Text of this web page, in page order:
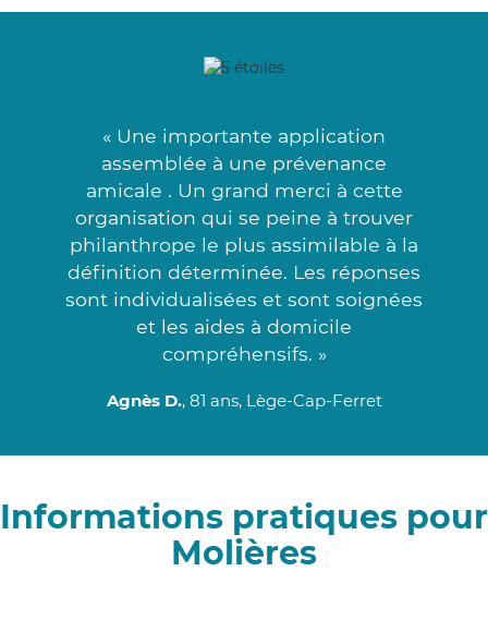
« Une importante application
assemblée à une prévenance
amicale . Un grand merci à cette
organisation qui se peine à trouver
philanthrope le plus assimilable à la
définition déterminée. Les réponses
sont individualisées et sont soignées
et les aides à domicile
compréhensifs. »
Agnès D., 81 ans, Lège-Cap-Ferret
Informations pratiques pour
Molières